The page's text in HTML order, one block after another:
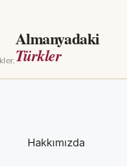
Almanyadaki
Türkler
Hakkımızda